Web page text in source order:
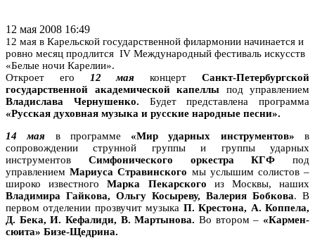
12 мая 2008 16:49
12 мая в Карельской государственной филармонии начинается и
ровно месяц продлится IV Международный фестиваль искусств
«Белые ночи Карелии».
Откроет его 12 маяконцертСанкт-Петербургской
государственной академической капеллы под управлением
Владислава Чернушенко. Будет представлена программа
«Русская духовная музыка и русские народные песни».
14 мая в программе«Мир ударных инструментов»в
сопровождении струнной группы и группы ударных
инструментов Симфонического оркестра КГФ под
управлениемМариуса Стравинского мы услышим солистов –
широко известногоМарка Пекарского из Москвы, наших
Владимира Гайкова, Ольгу Косыреву, Валерия Бобкова. В
первом отделении прозвучит музыка П. Крестона, А. Коппела,
Д. Бека, И. Кефалиди, В. Мартынова. Во втором –«Кармен-
сюита» Бизе-Щедрина.